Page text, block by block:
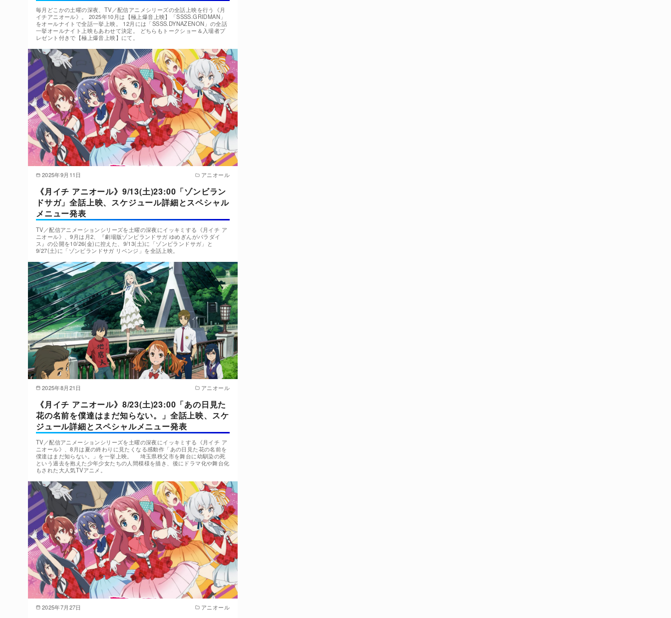
毎月どこかの土曜の深夜、TV／配信アニメシリーズの全話上映を行う《月
イチアニオール》。 2025年10月は【極上爆音上映】「SSSS.GRIDMAN」
をオールナイトで全話一挙上映。 12月には「SSSS.DYNAZENON」の全話
一挙オールナイト上映もあわせて決定。 どちらもトークショー＆入場者プ
レゼント付きで【極上爆音上映】にて。
2025年9月11日 アニオール
《月イチ アニオール》9/13(土)23:00「ゾンビラン
ドサガ」全話上映、スケジュール詳細とスペシャル
メニュー発表
TV／配信アニメーションシリーズを土曜の深夜にイッキミする《月イチ ア
ニオール》、9月は月2、『劇場版ゾンビランドサガ ゆめぎんがパラダイ
ス』の公開を10/26(金)に控えた、9/13(土)に「ゾンビランドサガ」と
9/27(土)に「ゾンビランドサガ リベンジ」を全話上映。
2025年8月21日 アニオール
《月イチ アニオール》8/23(土)23:00「あの日見た
花の名前を僕達はまだ知らない。」全話上映、スケ
ジュール詳細とスペシャルメニュー発表
TV／配信アニメーションシリーズを土曜の深夜にイッキミする《月イチ ア
ニオール》、8月は夏の終わりに見たくなる感動作「あの日見た花の名前を
僕達はまだ知らない。」を一挙上映。 埼玉県秩父市を舞台に幼馴染の死
という過去を抱えた少年少女たちの人間模様を描き、後にドラマ化や舞台化
もされた大人気TVアニメ。
2025年7月27日 アニオール